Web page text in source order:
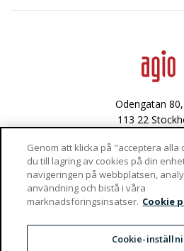
Data & integritet
Odengatan
113 22
Västra
972 36
Vaktgatan 4
981 47
Genom att klicka på "acceptera alla
du till lagring av cookies på din
navigeringen på webbplatsen,
användning och bistå i våra
marknadsföringsinsatser. Cookie
Cookie-